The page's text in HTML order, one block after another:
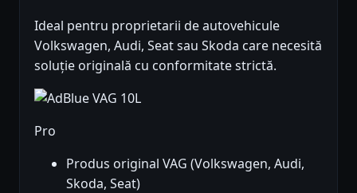
Ideal pentru proprietarii de autovehicule
Volkswagen, Audi, Seat sau Skoda care necesită
soluție originală cu conformitate strictă.
Pro
Produs original VAG (Volkswagen, Audi,
Skoda, Seat)